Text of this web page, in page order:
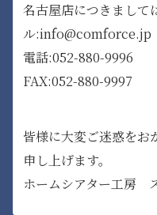
名古屋店につきまして
ル:info@comforce.jp
電話:052-880-9996
FAX:052-880-9997
皆様に大変ご迷惑をお
申し上げます。
ホームシアター工房